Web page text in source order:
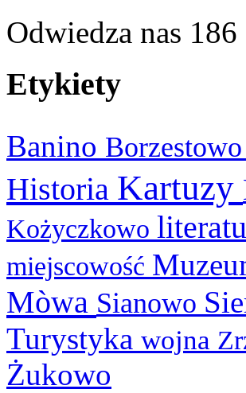
Odwiedza nas
Etykiety
Banino Borzestowo
Historia Kartuzy
Kożyczkowo
miejscowość
Mòwa Sianowo
Turystyka wojna
Żukowo